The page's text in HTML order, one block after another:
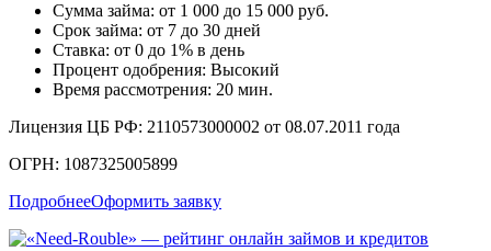
Сумма займа: от 1 000 до 15 000 руб.
Срок займа: от 7 до 30 дней
Ставка: от 0 до 1% в день
Процент одобрения: Высокий
Время рассмотрения: 20 мин.
Лицензия ЦБ РФ: 2110573000002 от 08.07.2011 года
ОГРН: 1087325005899
ПодробнееОформить заявку